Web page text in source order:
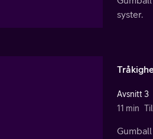
syster.
Avsnitt 3
11 min